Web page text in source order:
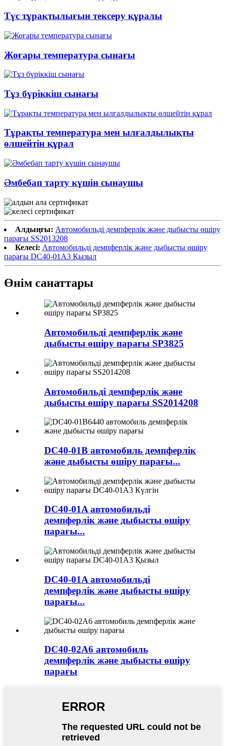
Түс тұрақтылығын тексеру құралы
Жоғары температура сынағы
Тұз бүріккіш сынағы
Тұрақты температура мен ылғалдылықты
өлшейтін құрал
Әмбебап тарту күшін сынаушы
Алдыңғы: Автомобильді демпферлік және дыбысты өшіру
парағы SS2013208
Келесі: Автомобильді демпферлік және дыбысты өшіру
парағы DC40-01A3 Қызыл
Өнім санаттары
Автомобильді демпферлік және
дыбысты өшіру парағы SP3825
Автомобильді демпферлік және
дыбысты өшіру парағы SS2014208
DC40-01B автомобиль демпферлік
және дыбысты өшіру парағы...
DC40-01A автомобильді
демпферлік және дыбысты өшіру
парағы...
DC40-01A автомобильді
демпферлік және дыбысты өшіру
парағы...
DC40-02A6 автомобиль
демпферлік және дыбысты өшіру
парағы